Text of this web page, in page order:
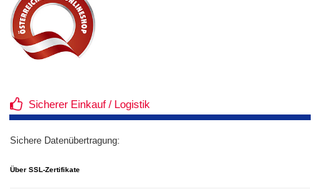
Sicherer Einkauf / Logistik
Sichere Datenübertragung:
Über SSL-Zertifikate